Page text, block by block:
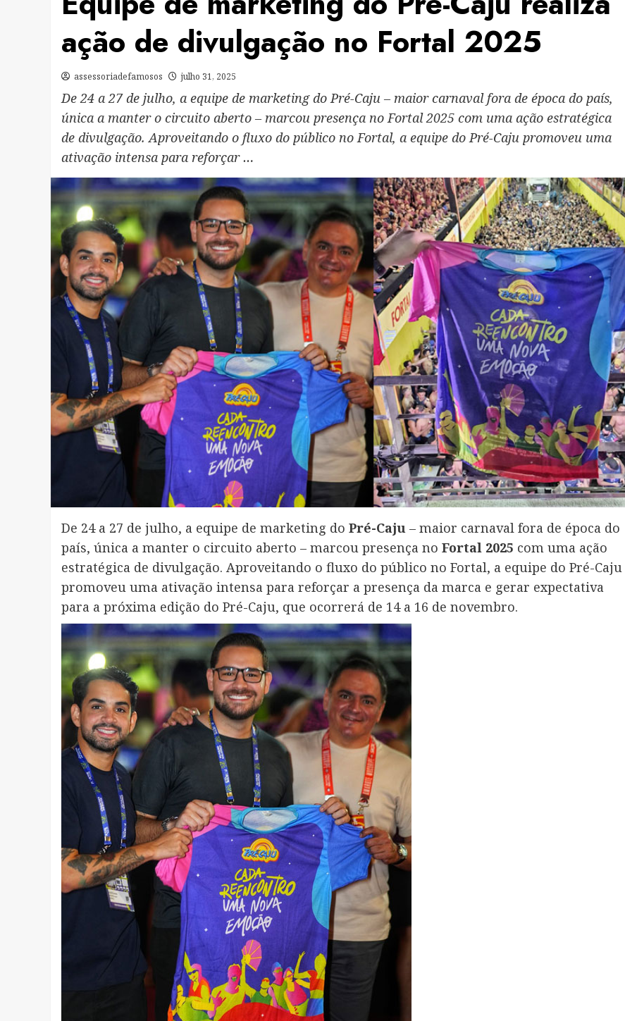
ação de divulgação no Fortal 2025
assessoriadefamosos julho 31, 2025
De 24 a 27 de julho, a equipe de marketing do Pré-Caju – maior carnaval fora de época do país,
única a manter o circuito aberto – marcou presença no Fortal 2025 com uma ação estratégica
de divulgação. Aproveitando o fluxo do público no Fortal, a equipe do Pré-Caju promoveu uma
ativação intensa para reforçar …
De 24 a 27 de julho, a equipe de marketing do Pré-Caju – maior carnaval fora de época do
país, única a manter o circuito aberto – marcou presença no Fortal 2025 com uma ação
estratégica de divulgação. Aproveitando o fluxo do público no Fortal, a equipe do Pré-Caju
promoveu uma ativação intensa para reforçar a presença da marca e gerar expectativa
para a próxima edição do Pré-Caju, que ocorrerá de 14 a 16 de novembro.